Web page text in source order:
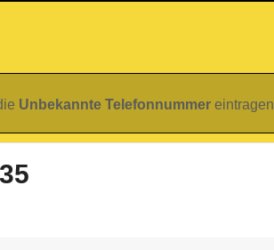
Unbekannte Telefonnummer eintragen